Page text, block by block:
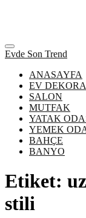
Evde Son Trend
ANASAYFA
EV
SALON
MUTFAK
YATAK
YEMEK
BAHÇE
BANYO
Etiket:
stili